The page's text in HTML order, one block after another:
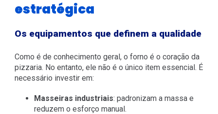
estratégica
Os equipamentos que definem a qualidade
Como é de conhecimento geral, o forno é o coração da
pizzaria. No entanto, ele não é o único item essencial. É
necessário investir em:
Masseiras industriais: padronizam a massa e
reduzem o esforço manual.